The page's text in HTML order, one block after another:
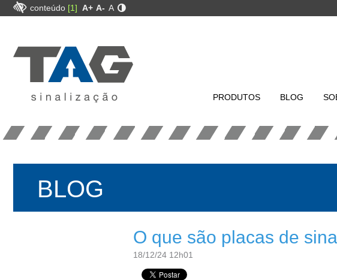
conteúdo [1] A+ A- A
PRODUTOS BLOG
BLOG
O que são placas de
18/12/24 12h01